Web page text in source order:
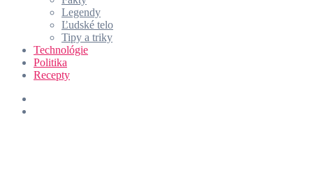
Legendy
Ľudské telo
Tipy a triky
Technológie
Politika
Recepty